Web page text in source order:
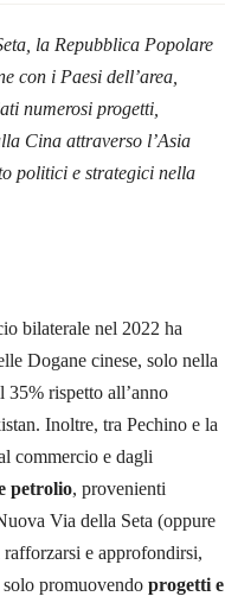
la Repubblica Popolare
con i Paesi dell’area,
numerosi progetti,
Cina attraverso l’Asia
politici e strategici nella
bilaterale nel 2022 ha
Dogane cinese, solo nella
35% rispetto all’anno
Inoltre, tra Pechino e la
commercio e dagli
petrolio, provenienti
Via della Seta (oppure
e approfondirsi,
promuovendo progetti e